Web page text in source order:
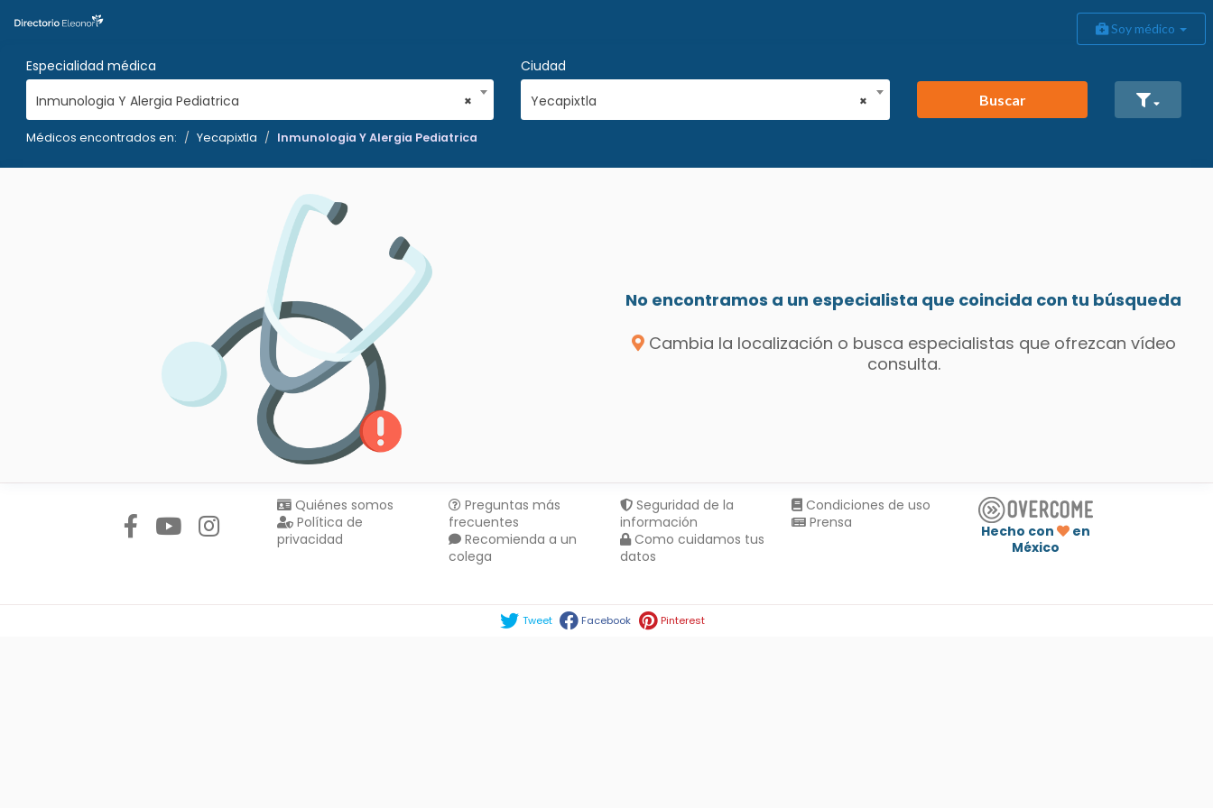
Soy médico
Especialidad médica
×
Inmunologia Y Alergia Pediatrica
Ciudad
×
Yecapixtla Buscar
Médicos encontrados en: Yecapixtla Inmunologia Y Alergia Pediatrica
No encontramos a un especialista que coincida con tu búsqueda
Cambia la localización o busca especialistas que ofrezcan vídeo
consulta.
Quiénes somos
Política de
privacidad
Preguntas más
frecuentes
Recomienda a un
colega
Seguridad de la
información
Como cuidamos tus
datos
Condiciones de uso
Prensa
Hecho con
en
México
Tweet Facebook Pinterest